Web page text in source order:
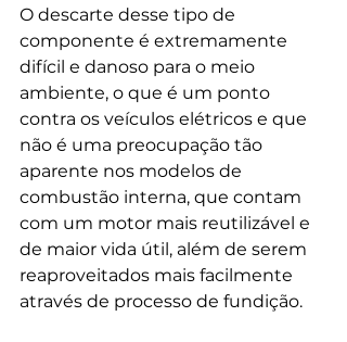
O descarte desse tipo de
componente é extremamente
difícil e danoso para o meio
ambiente, o que é um ponto
contra os veículos elétricos e que
não é uma preocupação tão
aparente nos modelos de
combustão interna, que contam
com um motor mais reutilizável e
de maior vida útil, além de serem
reaproveitados mais facilmente
através de processo de fundição.